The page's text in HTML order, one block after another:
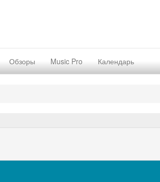
Обзоры Music Pro Календарь